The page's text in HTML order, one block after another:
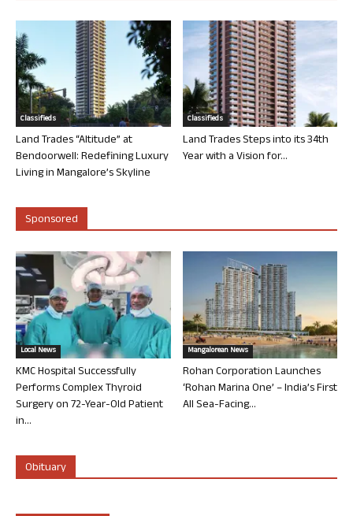
Classifieds
Land Trades “Altitude” at
Bendoorwell: Redefining Luxury
Living in Mangalore’s Skyline
Classifieds
Land Trades Steps into its 34th
Year with a Vision for...
Sponsored
Local News
KMC Hospital Successfully
Performs Complex Thyroid
Surgery on 72-Year-Old Patient
in...
Mangalorean News
Rohan Corporation Launches
‘Rohan Marina One’ – India’s First
All Sea-Facing...
Obituary